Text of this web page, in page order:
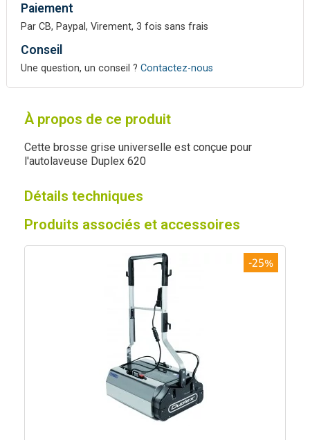
Paiement
Par CB, Paypal, Virement, 3 fois sans frais
Conseil
Une question, un conseil ? Contactez-nous
À propos de ce produit
Cette brosse grise universelle est conçue pour
l'autolaveuse Duplex 620
Détails techniques
Produits associés et accessoires
-25%